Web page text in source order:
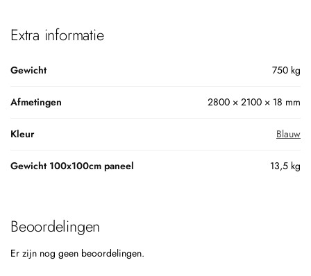
Extra informatie
Gewicht 750 kg
Afmetingen 2800 × 2100 × 18 mm
Kleur Blauw
Gewicht 100x100cm paneel 13,5 kg
Beoordelingen
Er zijn nog geen beoordelingen.